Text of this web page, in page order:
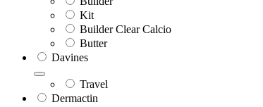
Kit
Builder Clear Calcio
Butter
Davines
Travel
Dermactin